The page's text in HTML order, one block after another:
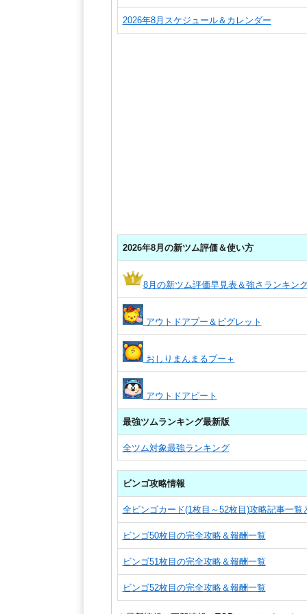
2026年8月スケジュール＆カレンダー
2026年8月の新ツム評価＆使い方
8月の新ツム評価早見表＆強さランキン
アウトドアプー＆ピグレット
おしりまんまるプー＋
アウトドアピート
最強ツムランキング最新版
全ツム対象最強ランキング
ビンゴ攻略情報
全ビンゴカード(1枚目～52枚目)攻略記事一覧
ビンゴ50枚目の完全攻略＆報酬一覧
ビンゴ51枚目の完全攻略＆報酬一覧
ビンゴ52枚目の完全攻略＆報酬一覧